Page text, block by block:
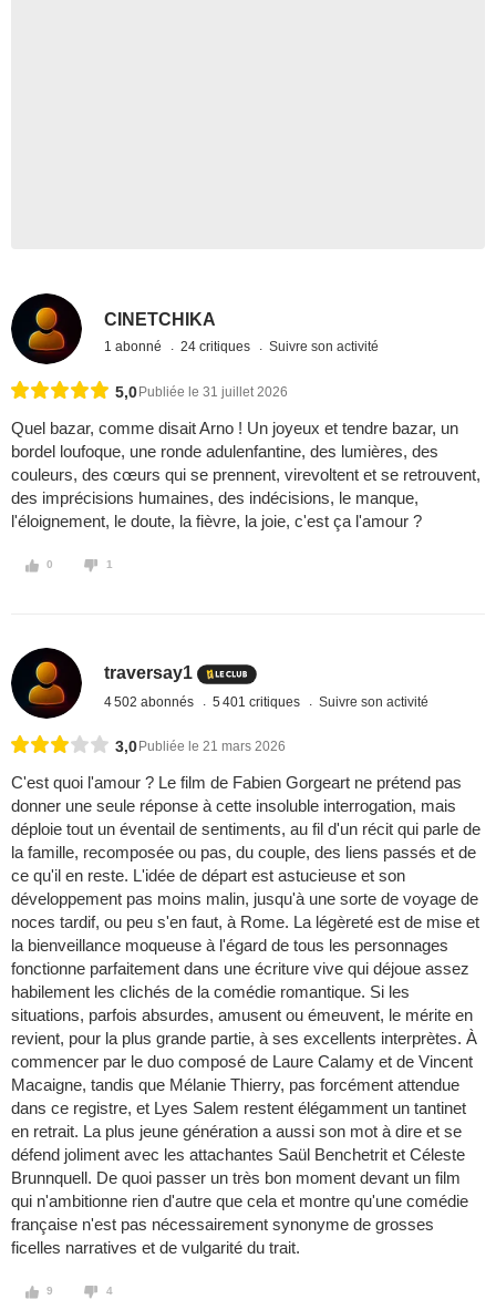
CINETCHIKA
1 abonné 24 critiques Suivre son activité
5,0 Publiée le 31 juillet 2026
Quel bazar, comme disait Arno ! Un joyeux et tendre bazar, un
bordel loufoque, une ronde adulenfantine, des lumières, des
couleurs, des cœurs qui se prennent, virevoltent et se retrouvent,
des imprécisions humaines, des indécisions, le manque,
l'éloignement, le doute, la fièvre, la joie, c'est ça l'amour ?
0 1
traversay1
4 502 abonnés 5 401 critiques Suivre son activité
3,0 Publiée le 21 mars 2026
C'est quoi l'amour ? Le film de Fabien Gorgeart ne prétend pas
donner une seule réponse à cette insoluble interrogation, mais
déploie tout un éventail de sentiments, au fil d'un récit qui parle de
la famille, recomposée ou pas, du couple, des liens passés et de
ce qu'il en reste. L'idée de départ est astucieuse et son
développement pas moins malin, jusqu'à une sorte de voyage de
noces tardif, ou peu s'en faut, à Rome. La légèreté est de mise et
la bienveillance moqueuse à l'égard de tous les personnages
fonctionne parfaitement dans une écriture vive qui déjoue assez
habilement les clichés de la comédie romantique. Si les
situations, parfois absurdes, amusent ou émeuvent, le mérite en
revient, pour la plus grande partie, à ses excellents interprètes. À
commencer par le duo composé de Laure Calamy et de Vincent
Macaigne, tandis que Mélanie Thierry, pas forcément attendue
dans ce registre, et Lyes Salem restent élégamment un tantinet
en retrait. La plus jeune génération a aussi son mot à dire et se
défend joliment avec les attachantes Saül Benchetrit et Céleste
Brunnquell. De quoi passer un très bon moment devant un film
qui n'ambitionne rien d'autre que cela et montre qu'une comédie
française n'est pas nécessairement synonyme de grosses
ficelles narratives et de vulgarité du trait.
9 4